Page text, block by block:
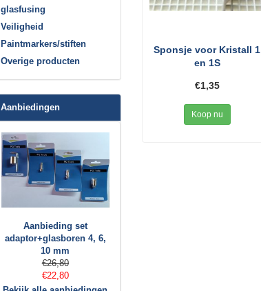
Sponsje voor Kristall 1
en 1S
€1,35
Koop nu
glasfusing
Veiligheid
Paintmarkers/stiften
Overige producten
Aanbiedingen
Aanbieding set
adaptor+glasboren 4, 6,
10 mm
€26,80
€22,80